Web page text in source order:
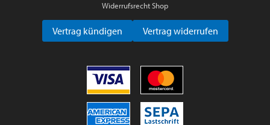
Widerrufsrecht Shop
Vertrag kündigen Vertrag widerrufen